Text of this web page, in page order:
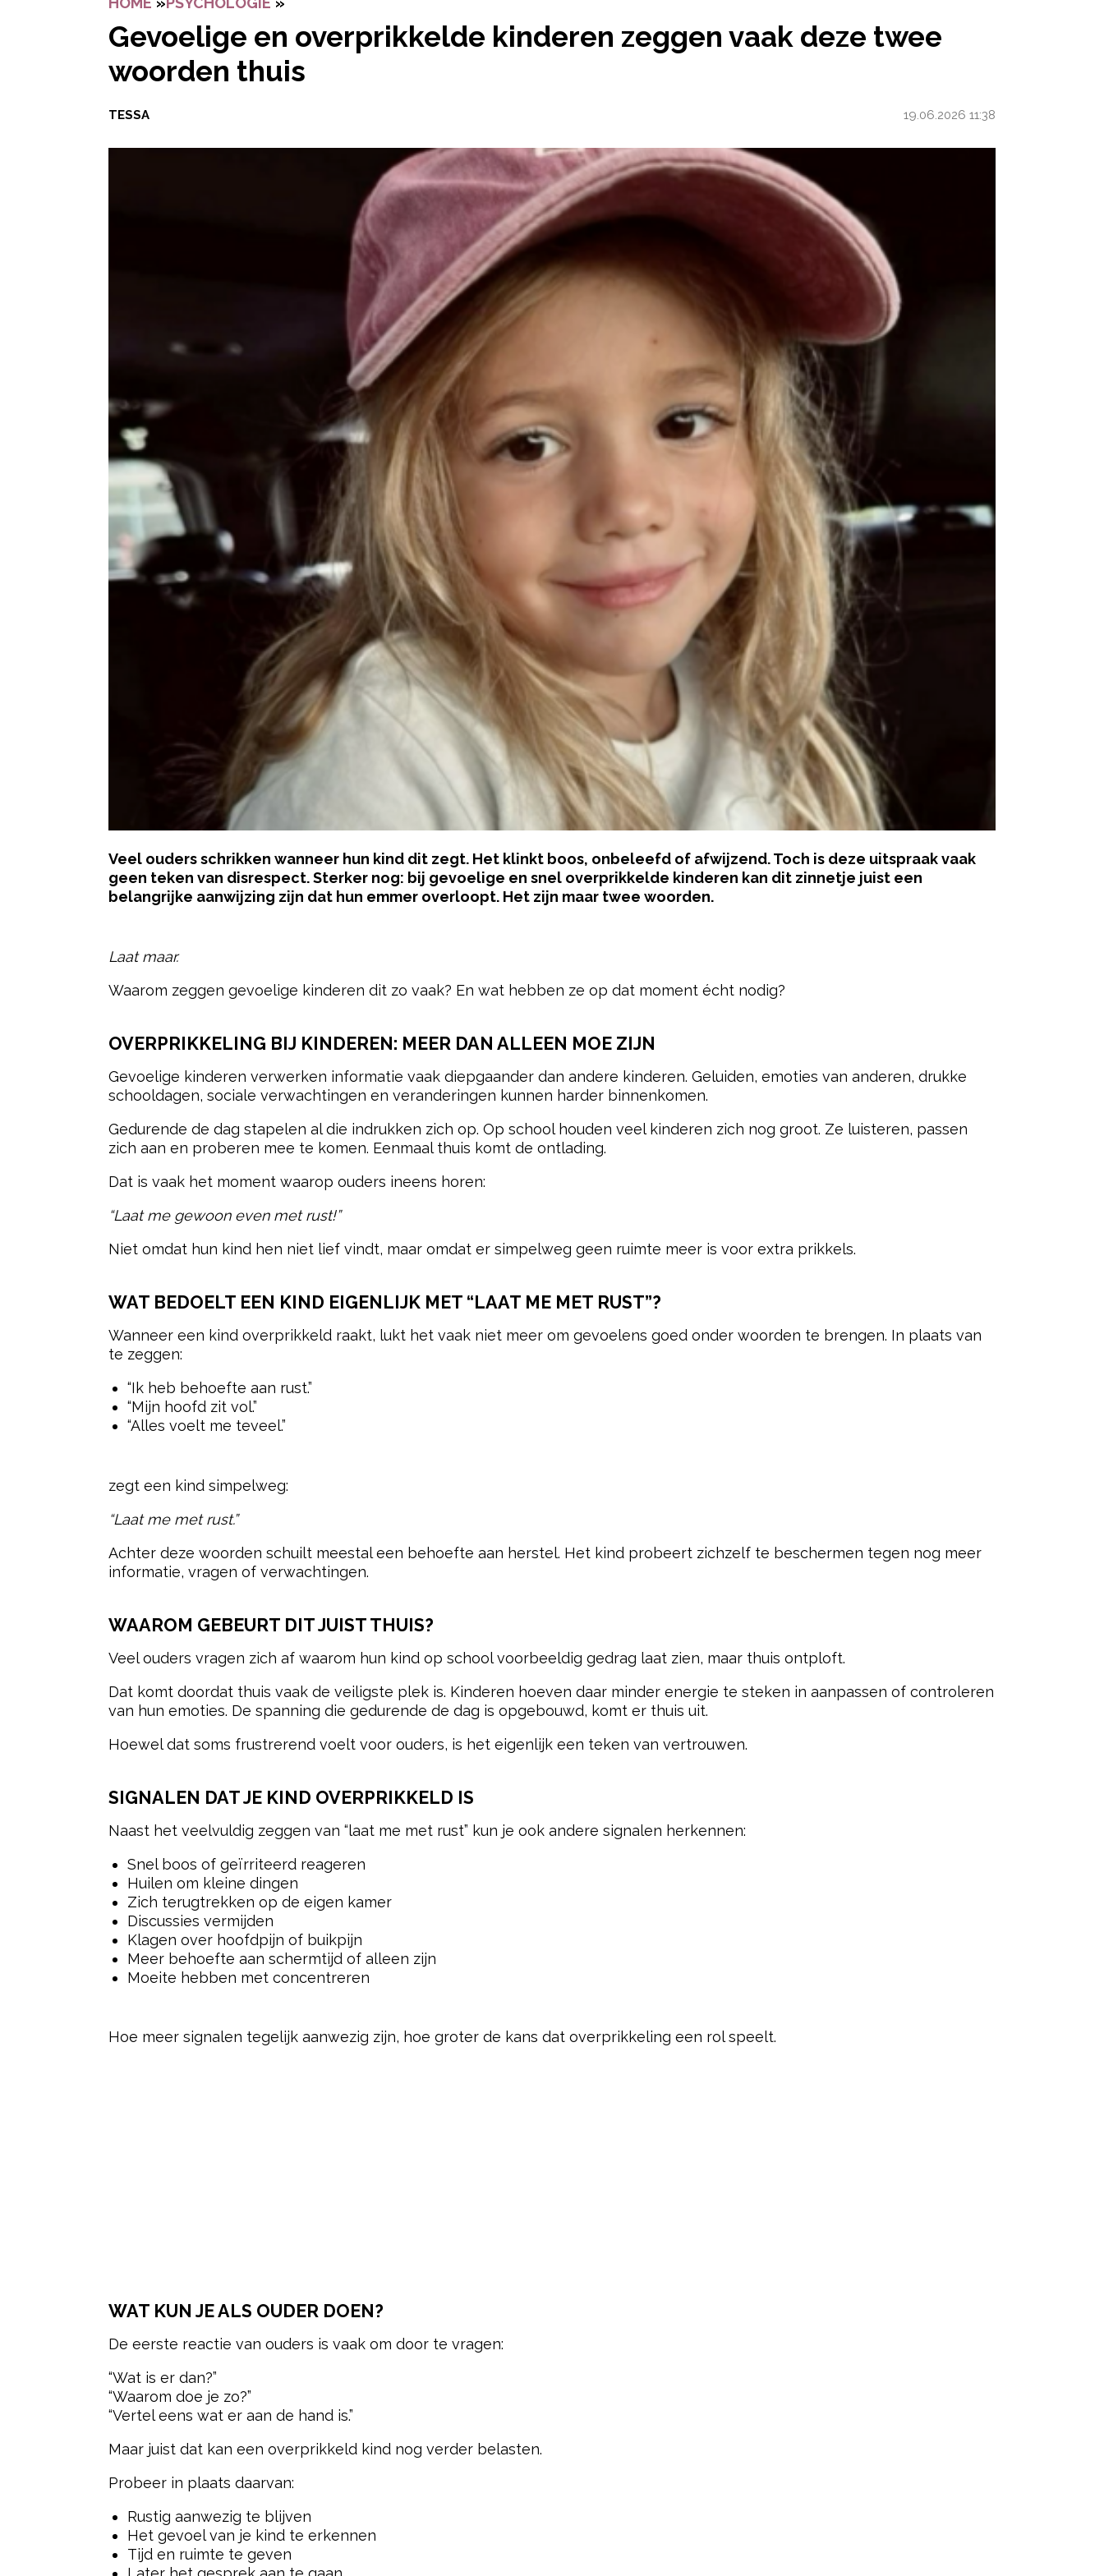
Gevoelige en overprikkelde kinderen zeggen vaak deze twee
woorden thuis
TESSA 19.06.2026 11:38
Veel ouders schrikken wanneer hun kind dit zegt. Het klinkt boos, onbeleefd of afwijzend. Toch is deze uitspraak vaak
geen teken van disrespect. Sterker nog: bij gevoelige en snel overprikkelde kinderen kan dit zinnetje juist een
belangrijke aanwijzing zijn dat hun emmer overloopt. Het zijn maar twee woorden.
Laat maar.
Waarom zeggen gevoelige kinderen dit zo vaak? En wat hebben ze op dat moment écht nodig?
OVERPRIKKELING BIJ KINDEREN: MEER DAN ALLEEN MOE ZIJN
Gevoelige kinderen verwerken informatie vaak diepgaander dan andere kinderen. Geluiden, emoties van anderen, drukke
schooldagen, sociale verwachtingen en veranderingen kunnen harder binnenkomen.
Gedurende de dag stapelen al die indrukken zich op. Op school houden veel kinderen zich nog groot. Ze luisteren, passen
zich aan en proberen mee te komen. Eenmaal thuis komt de ontlading.
Dat is vaak het moment waarop ouders ineens horen:
“Laat me gewoon even met rust!”
Niet omdat hun kind hen niet lief vindt, maar omdat er simpelweg geen ruimte meer is voor extra prikkels.
WAT BEDOELT EEN KIND EIGENLIJK MET “LAAT ME MET RUST”?
Wanneer een kind overprikkeld raakt, lukt het vaak niet meer om gevoelens goed onder woorden te brengen. In plaats van
te zeggen:
“Ik heb behoefte aan rust.”
“Mijn hoofd zit vol.”
“Alles voelt me teveel.”
zegt een kind simpelweg:
“Laat me met rust.”
Achter deze woorden schuilt meestal een behoefte aan herstel. Het kind probeert zichzelf te beschermen tegen nog meer
informatie, vragen of verwachtingen.
WAAROM GEBEURT DIT JUIST THUIS?
Veel ouders vragen zich af waarom hun kind op school voorbeeldig gedrag laat zien, maar thuis ontploft.
Dat komt doordat thuis vaak de veiligste plek is. Kinderen hoeven daar minder energie te steken in aanpassen of controleren
van hun emoties. De spanning die gedurende de dag is opgebouwd, komt er thuis uit.
Hoewel dat soms frustrerend voelt voor ouders, is het eigenlijk een teken van vertrouwen.
SIGNALEN DAT JE KIND OVERPRIKKELD IS
Naast het veelvuldig zeggen van “laat me met rust” kun je ook andere signalen herkennen:
Snel boos of geïrriteerd reageren
Huilen om kleine dingen
Zich terugtrekken op de eigen kamer
Discussies vermijden
Klagen over hoofdpijn of buikpijn
Meer behoefte aan schermtijd of alleen zijn
Moeite hebben met concentreren
Hoe meer signalen tegelijk aanwezig zijn, hoe groter de kans dat overprikkeling een rol speelt.
WAT KUN JE ALS OUDER DOEN?
De eerste reactie van ouders is vaak om door te vragen:
“Wat is er dan?”
“Waarom doe je zo?”
“Vertel eens wat er aan de hand is.”
Maar juist dat kan een overprikkeld kind nog verder belasten.
Probeer in plaats daarvan:
Rustig aanwezig te blijven
Het gevoel van je kind te erkennen
Tijd en ruimte te geven